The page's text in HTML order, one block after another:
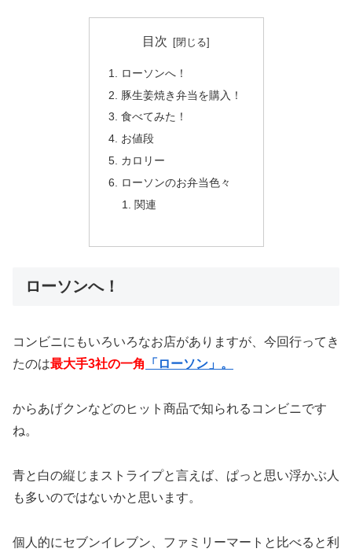
目次
ローソンへ！
豚生姜焼き弁当を購入！
食べてみた！
お値段
カロリー
ローソンのお弁当色々
関連
ローソンへ！
コンビニにもいろいろなお店がありますが、今回行ってき
たのは最大手3社の一角 「ローソン」。
からあげクンなどのヒット商品で知られるコンビニです
ね。
青と白の縦じまストライプと言えば、ぱっと思い浮かぶ人
も多いのではないかと思います。
個人的にセブンイレブン、ファミリーマートと比べると利